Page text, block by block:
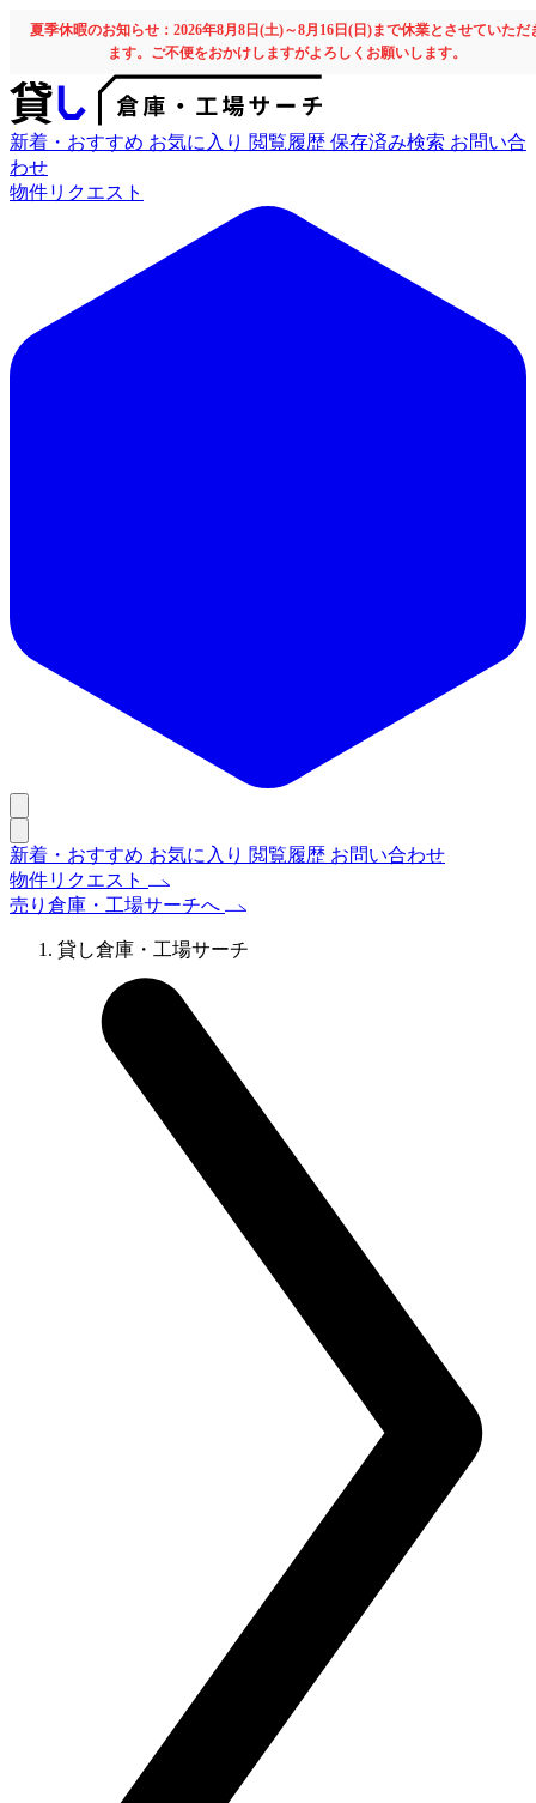
夏季休暇のお知らせ：2026年8月8日(土)～8月16日(日)まで休業とさせていただ
ます。ご不便をおかけしますがよろしくお願いします。
新着・おすすめ お気に入り 閲覧履歴 保存済み検索 お問い合
わせ
物件リクエスト
新着・おすすめ お気に入り 閲覧履歴 お問い合わせ
物件リクエスト
売り倉庫・工場サーチへ
貸し倉庫・工場サーチ